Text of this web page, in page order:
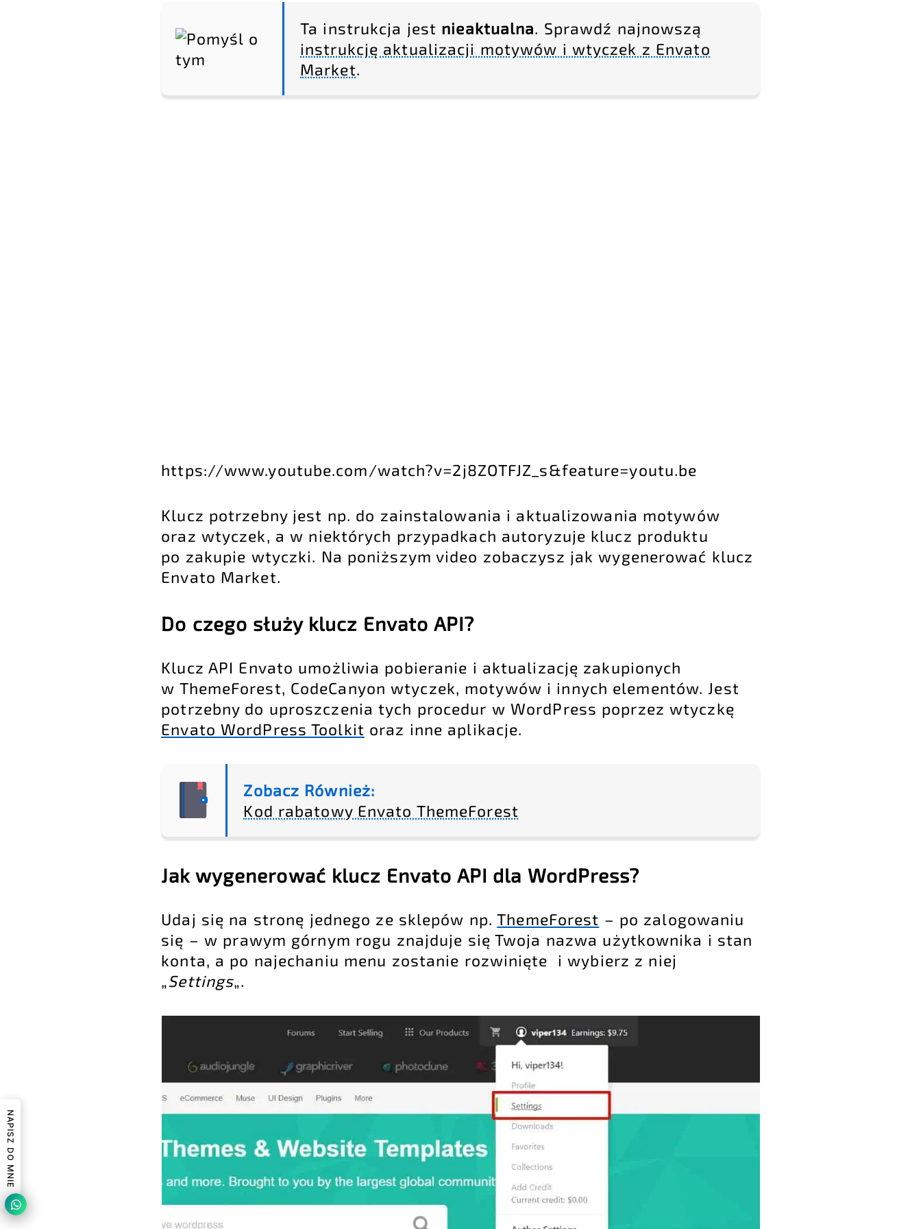
Ta instrukcja jest nieaktualna. Sprawdź najnowszą
instrukcję aktualizacji motywów i wtyczek z Envato
Market.
https://www.youtube.com/watch?v=2j8ZOTFJZ_s&feature=youtu.be
Klucz potrzebny jest np. do zainstalowania i aktualizowania motywów
oraz wtyczek, a w niektórych przypadkach autoryzuje klucz produktu
po zakupie wtyczki. Na poniższym video zobaczysz jak wygenerować klucz
Envato Market.
Do czego służy klucz Envato API?
Klucz API Envato umożliwia pobieranie i aktualizację zakupionych
w ThemeForest, CodeCanyon wtyczek, motywów i innych elementów. Jest
potrzebny do uproszczenia tych procedur w WordPress poprzez wtyczkę
Envato WordPress Toolkit oraz inne aplikacje.
Zobacz Również:
Kod rabatowy Envato ThemeForest
Jak wygenerować klucz Envato API dla WordPress?
Udaj się na stronę jednego ze sklepów np.ThemeForest – po zalogowaniu
się – w prawym górnym rogu znajduje się Twoja nazwa użytkownika i stan
konta, a po najechaniu menu zostanie rozwinięte i wybierz z niej
„Settings„.
NAPISZ DO MNIE